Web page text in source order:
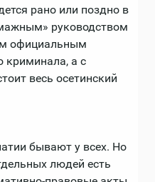
рано или поздно в
руководством
официальным
криминала, а с
весь осетинский
бывают у всех. Но
людей есть